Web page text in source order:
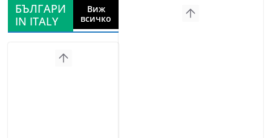
БЪЛГАРИ
IN ITALY
Виж
всичко